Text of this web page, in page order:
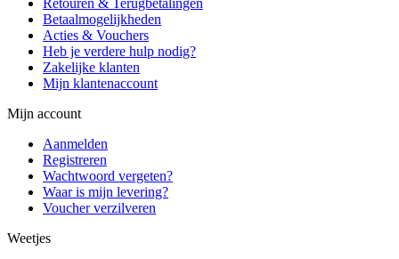
Betaalmogelijkheden
Acties & Vouchers
Heb je verdere hulp nodig?
Zakelijke klanten
Mijn klantenaccount
Mijn account
Aanmelden
Registreren
Wachtwoord vergeten?
Waar is mijn levering?
Voucher verzilveren
Weetjes